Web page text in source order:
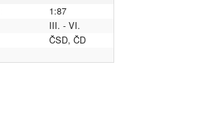
1:87
III. - VI.
ČSD, ČD